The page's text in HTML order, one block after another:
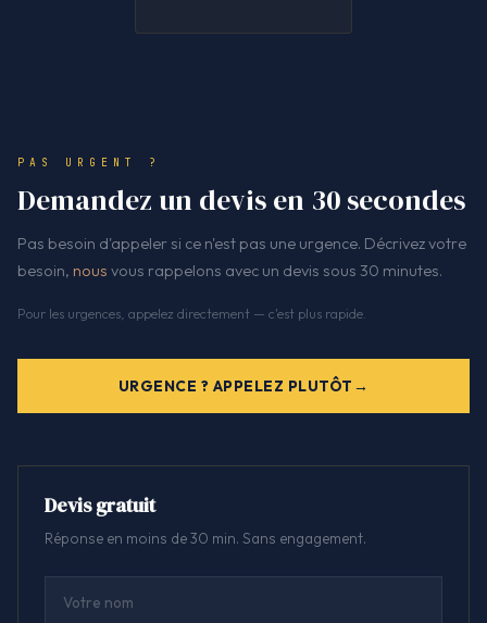
PAS URGENT ?
Demandez un devis en 30 secondes
Pas besoin d'appeler si ce n'est pas une urgence. Décrivez votre
besoin, nous vous rappelons avec un devis sous 30 minutes.
Pour les urgences, appelez directement — c'est plus rapide.
URGENCE ? APPELEZ PLUTÔT
Devis gratuit
Réponse en moins de 30 min. Sans engagement.